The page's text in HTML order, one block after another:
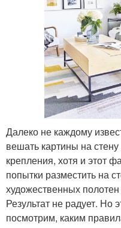
Далеко не каждому
вешать картины на
крепления, хотя и этот
попытки разместить на
художественных
Результат не радует. Но
посмотрим, каким